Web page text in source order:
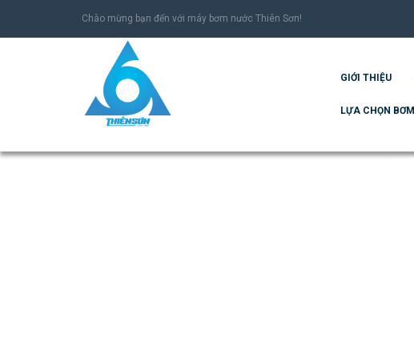
Chào mừng bạn đến với máy bơm nước Thiên Sơn!
GIỚI THIỆU
LỰA CHỌN BƠM